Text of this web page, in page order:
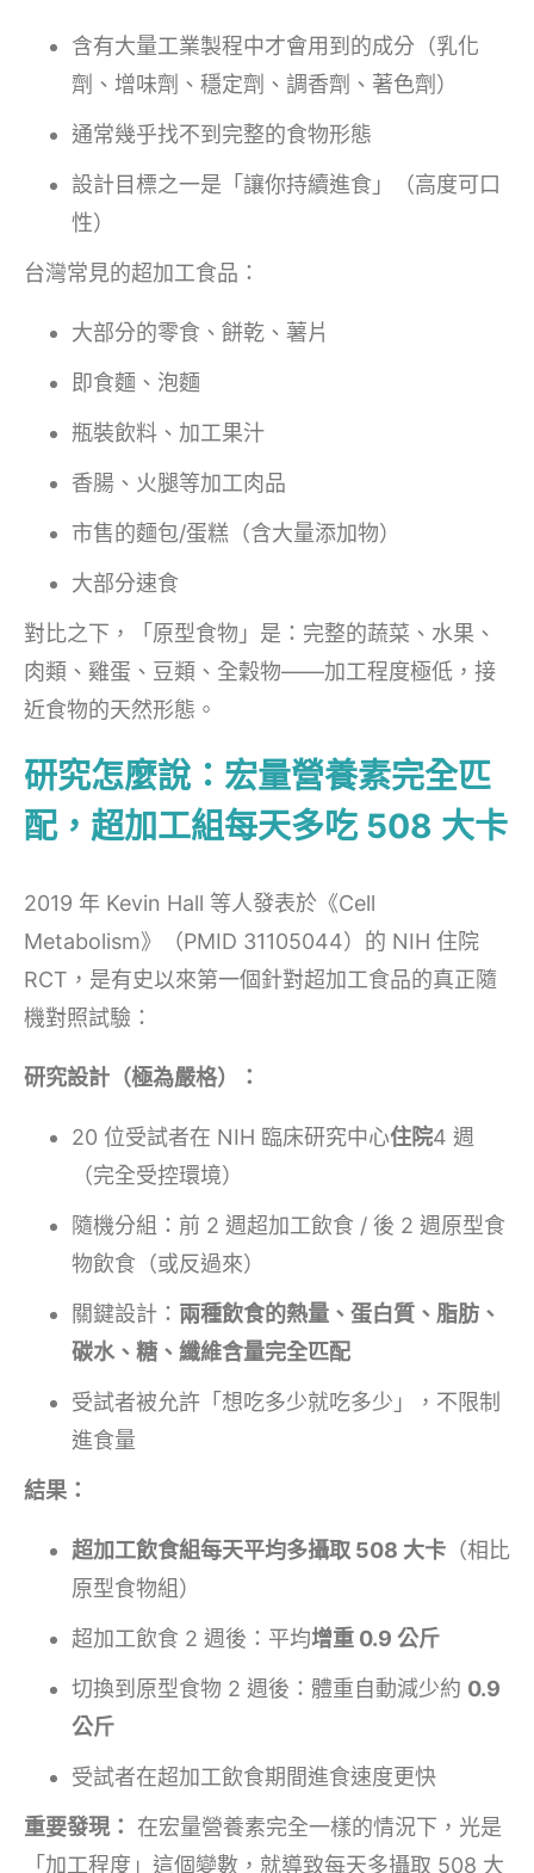
含有大量工業製程中才會用到的成分（乳化
劑、增味劑、穩定劑、調香劑、著色劑）
通常幾乎找不到完整的食物形態
設計目標之一是「讓你持續進食」（高度可口
性）
台灣常見的超加工食品：
大部分的零食、餅乾、薯片
即食麵、泡麵
瓶裝飲料、加工果汁
香腸、火腿等加工肉品
市售的麵包/蛋糕（含大量添加物）
大部分速食
對比之下，「原型食物」是：完整的蔬菜、水果、
肉類、雞蛋、豆類、全穀物——加工程度極低，接
近食物的天然形態。
研究怎麼說：宏量營養素完全匹
配，超加工組每天多吃 508 大卡
2019 年 Kevin Hall 等人發表於《Cell
Metabolism》（PMID 31105044）的 NIH 住院
RCT，是有史以來第一個針對超加工食品的真正隨
機對照試驗：
研究設計（極為嚴格）：
20 位受試者在 NIH 臨床研究中心住院4 週
（完全受控環境）
隨機分組：前 2 週超加工飲食 / 後 2 週原型食
物飲食（或反過來）
關鍵設計： 兩種飲食的熱量、蛋白質、脂肪、
碳水、糖、纖維含量完全匹配
受試者被允許「想吃多少就吃多少」，不限制
進食量
結果：
超加工飲食組每天平均多攝取 508 大卡 （相比
原型食物組）
超加工飲食 2 週後：平均增重 0.9 公斤
切換到原型食物 2 週後：體重自動減少約 0.9
公斤
受試者在超加工飲食期間進食速度更快
重要發現：
在宏量營養素完全一樣的情況下，光是
「加工程度」這個變數，就導致每天多攝取 508 大